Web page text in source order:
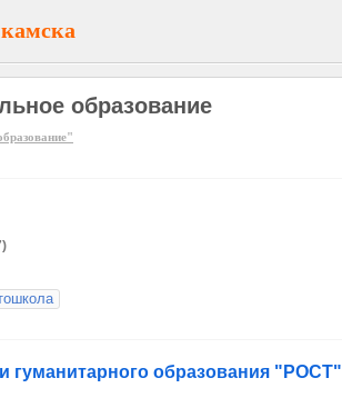
образование
гуманитарного образования "РОСТ"